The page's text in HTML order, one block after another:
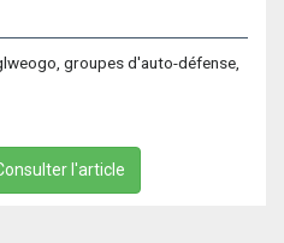
groupes d'auto-défense,
l'article